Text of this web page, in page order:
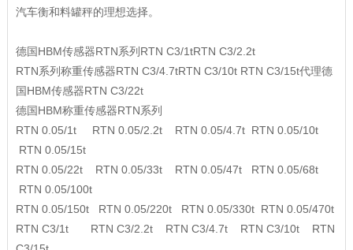
汽车衡和料罐秤的理想选择。
德国HBM传感器RTN系列RTN C3/1tRTN C3/2.2t
RTN系列称重传感器RTN C3/4.7tRTN C3/10t RTN C3/15t代理德
国HBM传感器RTN C3/22t
德国HBM称重传感器RTN系列
RTN 0.05/1t RTN 0.05/2.2t RTN 0.05/4.7t RTN 0.05/10t
RTN 0.05/15t
RTN 0.05/22t RTN 0.05/33t RTN 0.05/47t RTN 0.05/68t
RTN 0.05/100t
RTN 0.05/150t RTN 0.05/220t RTN 0.05/330t RTN 0.05/470t
RTN C3/1t RTN C3/2.2t RTN C3/4.7t RTN C3/10t RTN